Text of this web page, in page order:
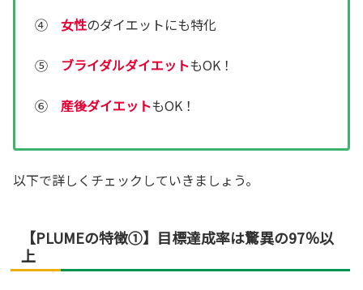
④ 女性のダイエットにも特化
⑤ ブライダルダイエットもOK！
⑥ 産後ダイエットもOK！
以下で詳しくチェックしていきましょう。
【PLUMEの特徴①】目標達成率は驚異の97％以
上